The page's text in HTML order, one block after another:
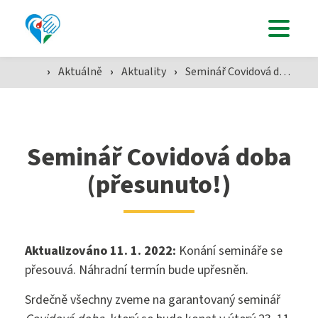
Uchazeči
Studenti
SZŠ
› Aktuálně › Aktuality › Seminář Covidová doba (přesunuto!)
Seminář Covidová doba
(přesunuto!)
Aktualizováno 11. 1. 2022: Konání semináře se
přesouvá. Náhradní termín bude upřesněn.
Srdečně všechny zveme na garantovaný seminář